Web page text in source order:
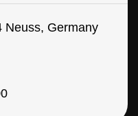
Neuss, Germany